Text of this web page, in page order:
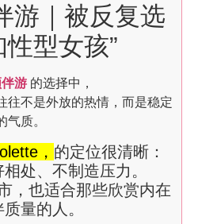
游｜被反复选
性型女孩”
游 的选择中，
往不是外放的热情，而是稳定
气质。
， 的定位很清晰：
处、不制造压力。
，也适合那些欣赏内在
量的人。